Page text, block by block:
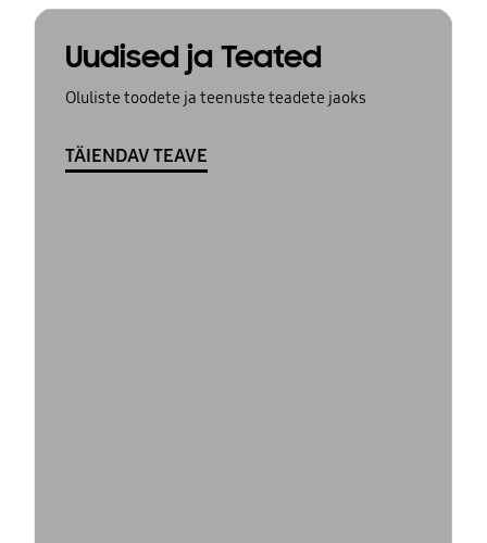
Uudised ja Teated
Oluliste toodete ja teenuste teadete jaoks
TÄIENDAV TEAVE